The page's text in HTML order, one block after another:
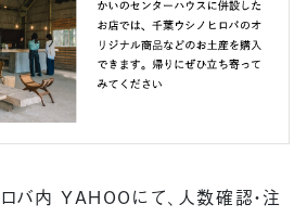
内 YAHOOにて、人数確認・注